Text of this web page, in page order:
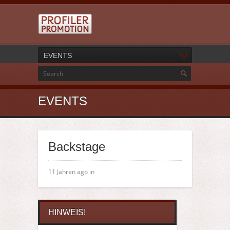
EVENTS
EVENTS
Backstage
11 Jahren ago in
HINWEIS!